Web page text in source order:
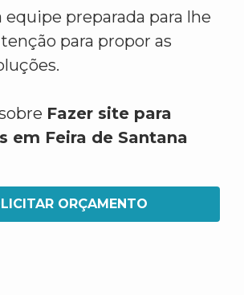
equipe preparada para lhe
para propor as
Fazer site para
em Feira de Santana
ORÇAMENTO